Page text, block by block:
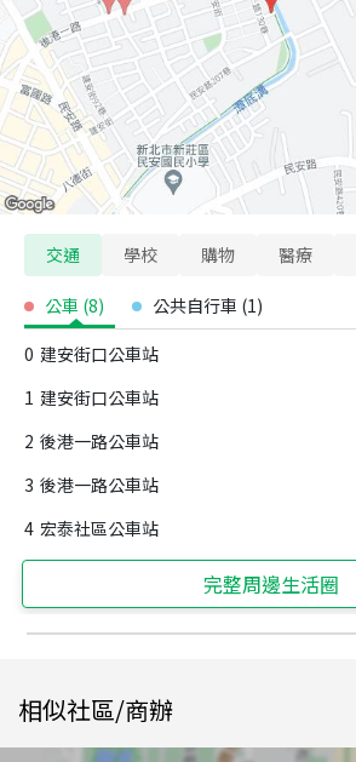
交通 學校 購物 醫療
公車 (8) 公共自行車 (1)
0 建安街口公車站
1 建安街口公車站
2 後港一路公車站
3 後港一路公車站
4 宏泰社區公車站
完整周邊生活圈
相似社區/商辦